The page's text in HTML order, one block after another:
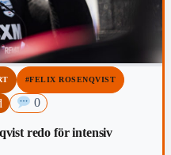
#FELIX ROSENQVIST
0
redo för intensiv